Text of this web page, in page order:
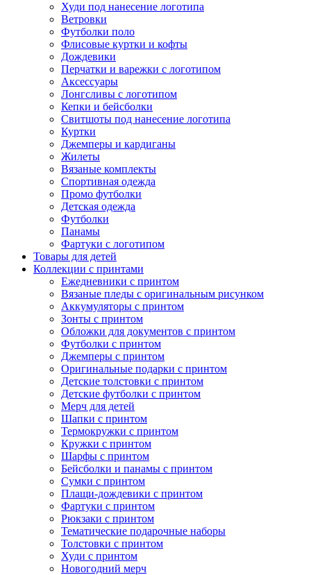
Худи под нанесение логотипа
Ветровки
Футболки поло
Флисовые куртки и кофты
Дождевики
Перчатки и варежки с логотипом
Аксессуары
Лонгсливы с логотипом
Кепки и бейсболки
Свитшоты под нанесение логотипа
Куртки
Джемперы и кардиганы
Жилеты
Вязаные комплекты
Спортивная одежда
Промо футболки
Детская одежда
Футболки
Панамы
Фартуки с логотипом
Товары для детей
Коллекции с принтами
Ежедневники с принтом
Вязаные пледы с оригинальным рисунком
Аккумуляторы с принтом
Зонты с принтом
Обложки для документов с принтом
Футболки с принтом
Джемперы с принтом
Оригинальные подарки с принтом
Детские толстовки с принтом
Детские футболки с принтом
Мерч для детей
Шапки с принтом
Термокружки с принтом
Кружки с принтом
Шарфы с принтом
Бейсболки и панамы с принтом
Сумки с принтом
Плащи-дождевики с принтом
Фартуки с принтом
Рюкзаки с принтом
Тематические подарочные наборы
Толстовки с принтом
Худи с принтом
Новогодний мерч